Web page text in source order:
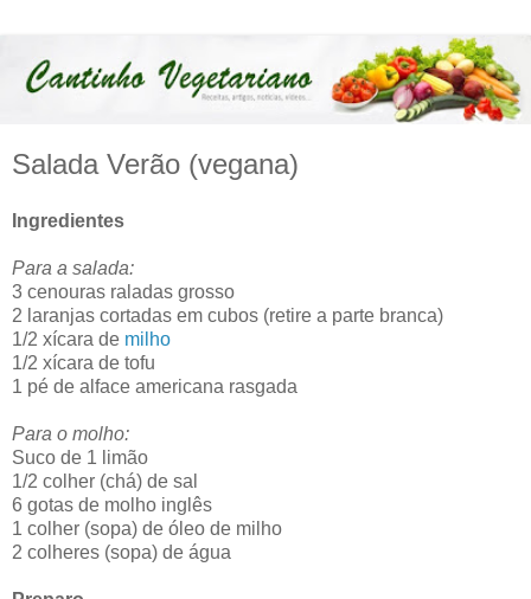
Salada Verão (vegana)
Ingredientes
Para a salada:
3 cenouras raladas grosso
2 laranjas cortadas em cubos (retire a parte branca)
1/2 xícara de milho
1/2 xícara de tofu
1 pé de alface americana rasgada
Para o molho:
Suco de 1 limão
1/2 colher (chá) de sal
6 gotas de molho inglês
1 colher (sopa) de óleo de milho
2 colheres (sopa) de água